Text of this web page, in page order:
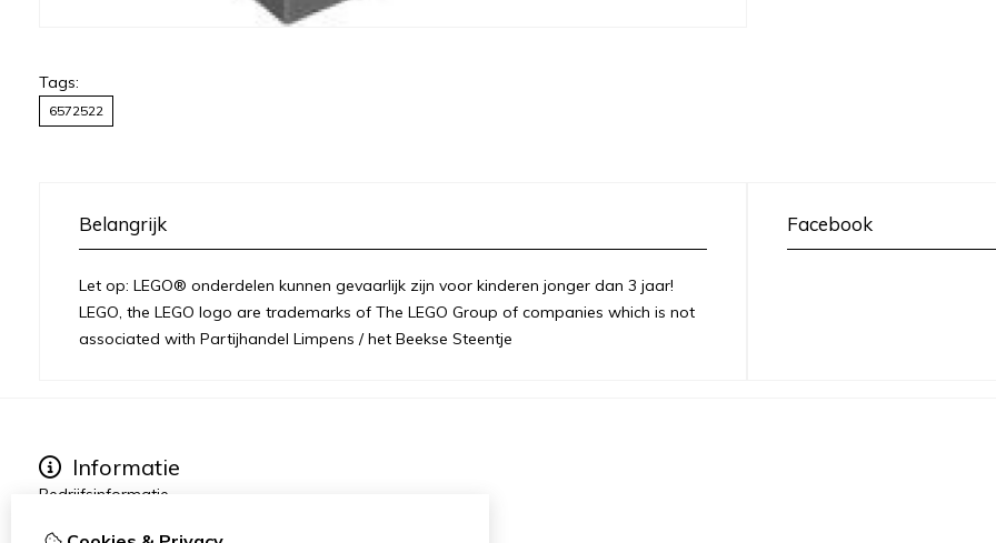
Tags:
6572522
Belangrijk
Let op: LEGO® onderdelen kunnen gevaarlijk zijn voor kinderen jonger dan 3 jaar!
LEGO, the LEGO logo are trademarks of The LEGO Group of companies which is not
associated with Partijhandel Limpens / het Beekse Steentje
Facebook
Informatie
Bedrijfsinformatie